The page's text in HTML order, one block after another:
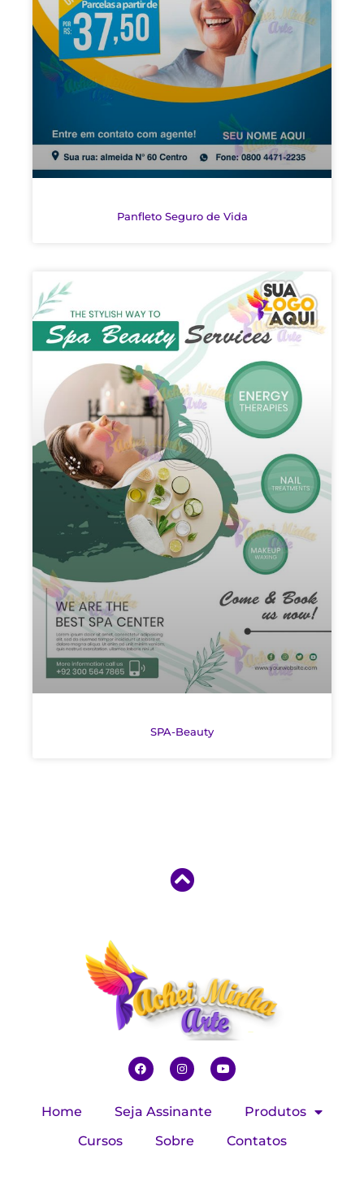
Panfleto Seguro de Vida
SPA-Beauty
Home Seja Assinante
Produtos
Cursos
Sobre Contatos